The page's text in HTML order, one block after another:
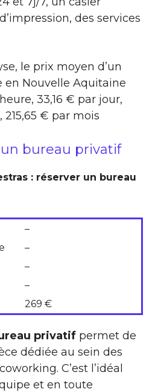
des services
le prix moyen d’un
en Nouvelle Aquitaine
33,16 € par jour,
215,65 € par mois
bureau privatif
: réserver un bureau
–
–
–
–
269 €
privatif permet de
dédiée au sein des
C’est l’idéal
et en toute